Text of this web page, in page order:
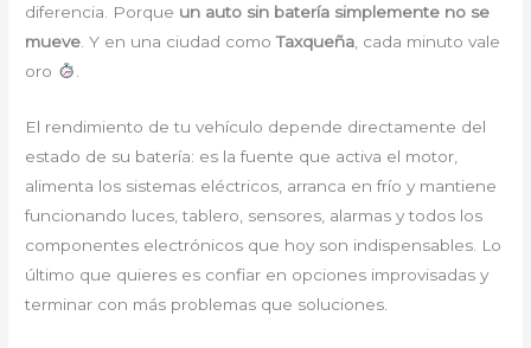
diferencia. Porque un auto sin batería simplemente no se
mueve . Y en una ciudad comoTaxqueña , cada minuto vale
oro
El rendimiento de tu vehículo depende directamente del
estado de su batería: es la fuente que activa el motor,
alimenta los sistemas eléctricos, arranca en frío y mantiene
funcionando luces, tablero, sensores, alarmas y todos los
componentes electrónicos que hoy son indispensables. Lo
último que quieres es confiar en opciones improvisadas y
terminar con más problemas que soluciones.